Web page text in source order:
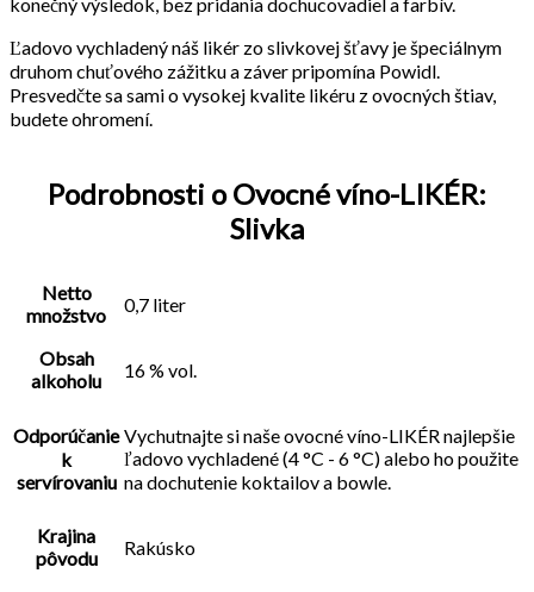
Ľadovo vychladený náš likér zo slivkovej šťavy je špeciálnym
druhom chuťového zážitku a záver pripomína Powidl.
Presvedčte sa sami o vysokej kvalite likéru z ovocných štiav,
budete ohromení.
Podrobnosti o Ovocné víno-LIKÉR:
Slivka
Netto
množstvo
0,7 liter
Obsah
alkoholu
16 % vol.
Odporúčanie
k
servírovaniu
Vychutnajte si naše ovocné víno-LIKÉR najlepšie
ľadovo vychladené (4 °C - 6 °C) alebo ho použite
na dochutenie koktailov a bowle.
Krajina
pôvodu
Rakúsko